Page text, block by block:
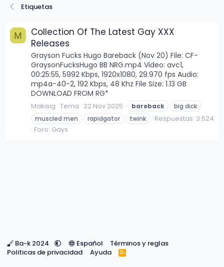
Etiquetas
M
Collection Of The Latest Gay XXX
Releases
Grayson Fucks Hugo Bareback (Nov 20) File: CF-
GraysonFucksHugo BB NRG.mp4 Video: avc1,
00:25:55, 5992 Kbps, 1920x1080, 29.970 fps Audio:
mp4a-40-2, 192 Kbps, 48 Khz File Size: 1.13 GB
DOWNLOAD FROM RG*
Makisig Tema 22 Nov 2025 bareback
big dick
muscled men
rapidgator twink
Respuestas: 3.524
Foro: Gays
Ba-k 2024 Español
Términos y reglas
Politicas de privacidad
Ayuda
R
S